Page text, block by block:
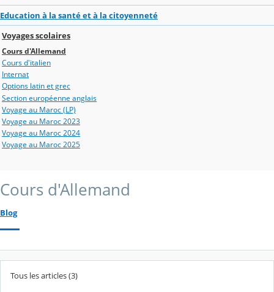
Education à la santé et à la citoyenneté
Voyages scolaires
Cours d'Allemand
Cours d'italien
Internat
Options latin et grec
Section européenne anglais
Voyage au Maroc (LP)
Voyage au Maroc 2023
Voyage au Maroc 2024
Voyage au Maroc 2025
Cours d'Allemand
Blog
Tous les articles (3)